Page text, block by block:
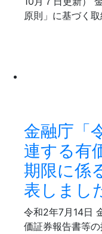
原則」に基づく
金融庁「
連する有
期限に係
表しまし
令和2年7月14日
価証券報告書等